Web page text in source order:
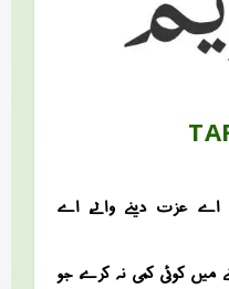
اے عزت دینے والے، اے
میں کوئی کمی نہ کرے، جو